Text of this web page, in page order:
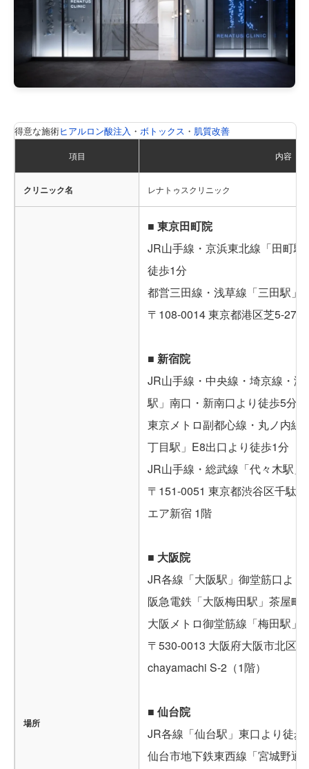
得意な施術ヒアルロン酸注入 ・ ボトックス ・ 肌質改善
項目 内容
クリニック名 レナトゥスクリニック
場所
■ 東京田町院
JR山手線・京浜東北線「田町
徒歩1分
都営三田線・浅草線「三田駅」
〒108-0014 東京都港区芝5-27-
■ 新宿院
JR山手線・中央線・埼京線・
駅」南口・新南口より徒歩5分
東京メトロ副都心線・丸ノ内線
丁目駅」E8出口より徒歩1分
JR山手線・総武線「代々木駅
〒151-0051 東京都渋谷区千駄
エア新宿 1階
■ 大阪院
JR各線「大阪駅」御堂筋口より
阪急電鉄「大阪梅田駅」茶屋町
大阪メトロ御堂筋線「梅田駅」
〒530-0013 大阪府大阪市北区
chayamachi S-2（1階）
■ 仙台院
JR各線「仙台駅」東口より徒歩
仙台市地下鉄東西線「宮城野通